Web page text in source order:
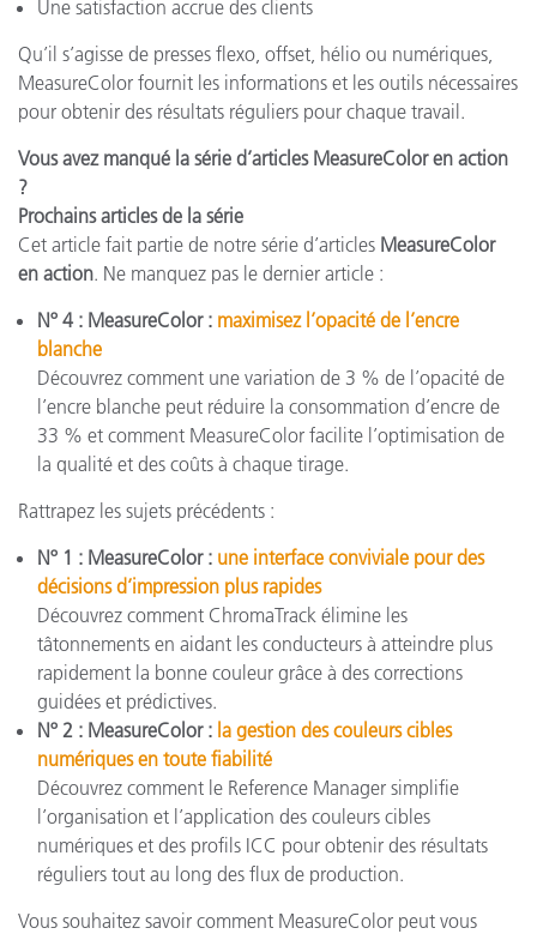
Une satisfaction accrue des clients
Qu’il s’agisse de presses flexo, offset, hélio ou numériques,
MeasureColor fournit les informations et les outils nécessaires
pour obtenir des résultats réguliers pour chaque travail.
Vous avez manqué la série d’articles MeasureColor en action
?
Prochains articles de la série
Cet article fait partie de notre série d’articles MeasureColor
en action. Ne manquez pas le dernier article :
Nº 4 : MeasureColor : maximisez l’opacité de l’encre
blanche
Découvrez comment une variation de 3 % de l’opacité de
l’encre blanche peut réduire la consommation d’encre de
33 % et comment MeasureColor facilite l’optimisation de
la qualité et des coûts à chaque tirage.
Rattrapez les sujets précédents :
Nº 1 : MeasureColor : une interface conviviale pour des
décisions d’impression plus rapides
Découvrez comment ChromaTrack élimine les
tâtonnements en aidant les conducteurs à atteindre plus
rapidement la bonne couleur grâce à des corrections
guidées et prédictives.
Nº 2 : MeasureColor : la gestion des couleurs cibles
numériques en toute fiabilité
Découvrez comment le Reference Manager simplifie
l’organisation et l’application des couleurs cibles
numériques et des profils ICC pour obtenir des résultats
réguliers tout au long des flux de production.
Vous souhaitez savoir comment MeasureColor peut vous